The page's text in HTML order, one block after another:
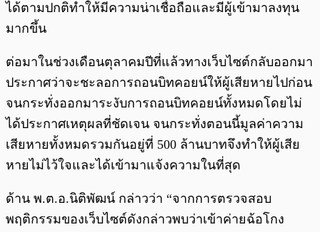
ได้ตามปกติทำให้มีความน่าเชื่อถือและมีผู้เข้ามาลงทุน
มากขึ้น
ต่อมาในช่วงเดือนตุลาคมปีที่แล้วทางเว็บไซต์กลับออกมา
ประกาศว่าจะชะลอการถอนบิทคอยน์ให้ผู้เสียหายไปก่อน
จนกระทั่งออกมาระงับการถอนบิทคอยน์ทั้งหมดโดยไม่
ได้ประกาศเหตุผลที่ชัดเจน จนกระทั่งตอนนี้มูลค่าความ
เสียหายทั้งหมดรวมกันอยู่ที่ 500 ล้านบาทจึงทำให้ผู้เสีย
หายไม่ไว้ใจและได้เข้ามาแจ้งความในที่สุด
ด้าน พ.ต.อ.นิติพัฒน์ กล่าวว่า “จากการตรวจสอบ
พฤติกรรมของเว็บไซต์ดังกล่าวพบว่าเข้าค่ายฉ้อโกง